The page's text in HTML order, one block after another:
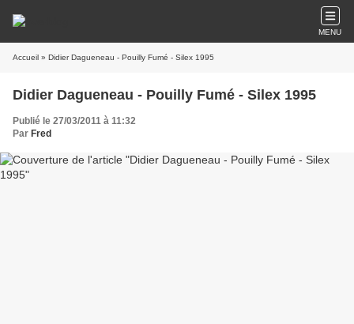
MENU
Accueil » Didier Dagueneau - Pouilly Fumé - Silex 1995
Didier Dagueneau - Pouilly Fumé - Silex 1995
Publié le 27/03/2011 à 11:32
Par Fred